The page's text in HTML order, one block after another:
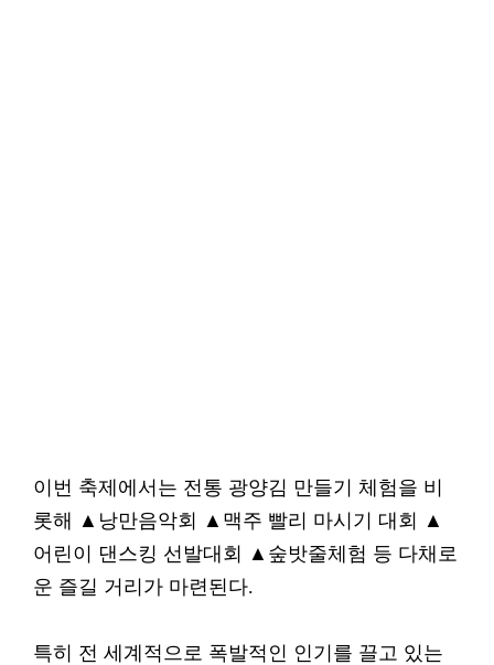
이번 축제에서는 전통 광양김 만들기 체험을 비
롯해 ▲낭만음악회 ▲맥주 빨리 마시기 대회 ▲
어린이 댄스킹 선발대회 ▲숲밧줄체험 등 다채로
운 즐길 거리가 마련된다.
특히 전 세계적으로 폭발적인 인기를 끌고 있는